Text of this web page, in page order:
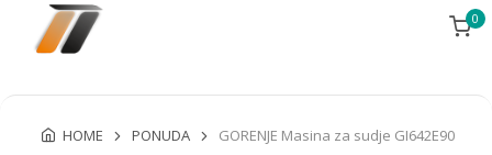
0
HOME PONUDA GORENJE Masina za sudje GI642E90